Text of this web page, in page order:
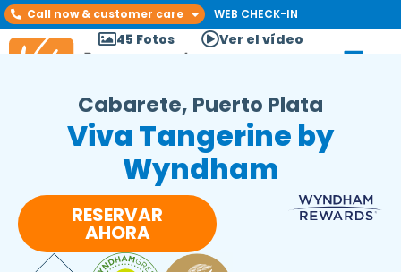
Call now & customer care WEB CHECK-IN
45 Fotos Ver el vídeo
Cabarete, Puerto Plata
Viva Tangerine by
Wyndham
RESERVAR
AHORA